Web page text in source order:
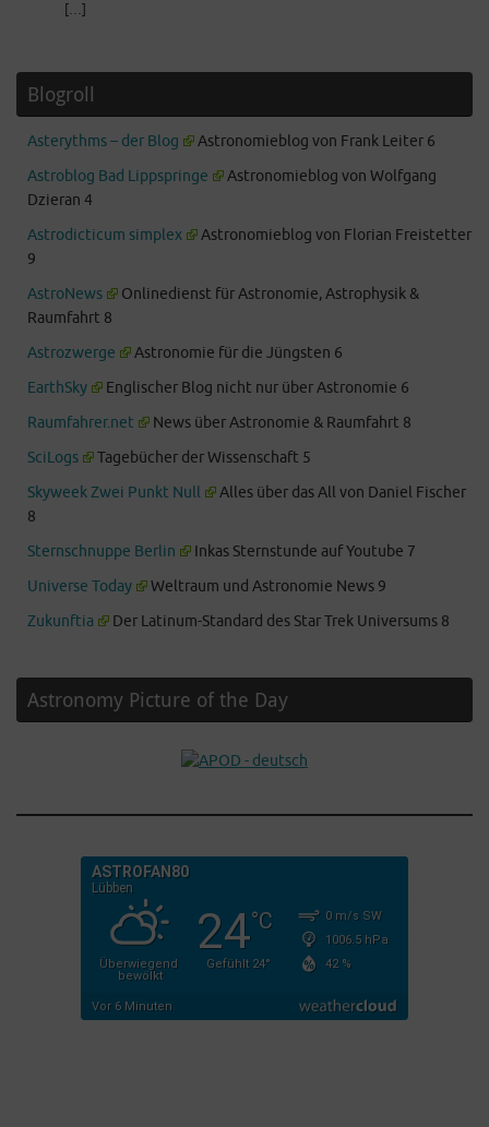
[…]
Blogroll
Asterythms – der Blog
Astronomieblog von Frank Leiter 6
Astroblog Bad Lippspringe
Astronomieblog von Wolfgang
Dzieran 4
Astrodicticum simplex
Astronomieblog von Florian Freistetter
9
AstroNews
Onlinedienst für Astronomie, Astrophysik &
Raumfahrt 8
Astrozwerge
Astronomie für die Jüngsten 6
EarthSky
Englischer Blog nicht nur über Astronomie 6
Raumfahrer.net
News über Astronomie & Raumfahrt 8
SciLogs
Tagebücher der Wissenschaft 5
Skyweek Zwei Punkt Null
Alles über das All von Daniel Fischer
8
Sternschnuppe Berlin
Inkas Sternstunde auf Youtube 7
Universe Today
Weltraum und Astronomie News 9
Zukunftia
Der Latinum-Standard des Star Trek Universums 8
Astronomy Picture of the Day